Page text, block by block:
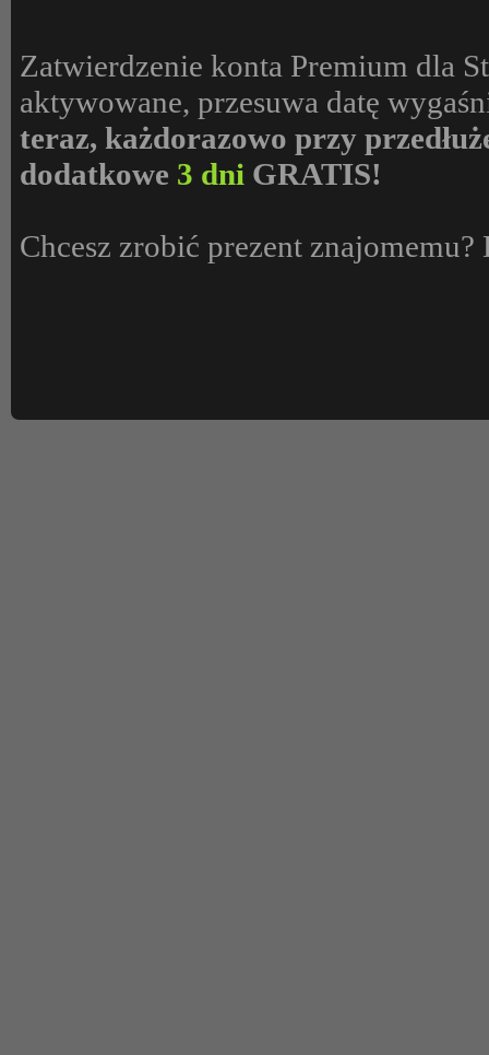
Zatwierdzenie konta Premium dla
aktywowane, przesuwa datę
teraz, każdorazowo przy
dodatkowe 3 dni GRATIS!
Chcesz zrobić prezent